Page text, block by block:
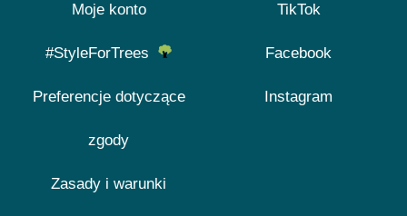
Moje konto
#StyleForTrees
Preferencje dotyczące
zgody
Zasady i warunki
TikTok
Facebook
Instagram